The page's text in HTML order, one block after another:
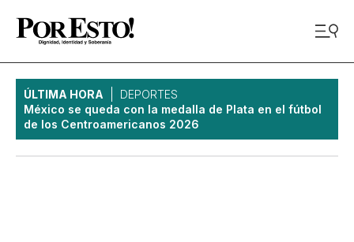
ÚLTIMA HORA
DEPORTES
México se queda con la medalla de Plata en el fútbol
de los Centroamericanos 2026